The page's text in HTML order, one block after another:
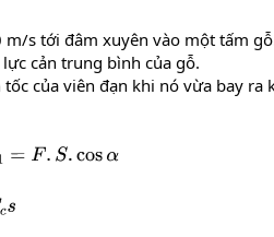
s tới đâm xuyên vào một tấm
cản trung bình của gỗ.
của viên đạn khi nó vừa bay ra